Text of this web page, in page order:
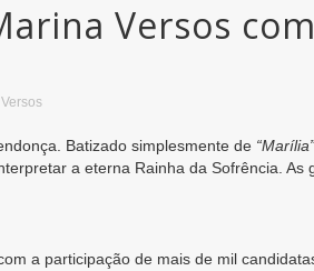
Versos
Versos
Batizado simplesmente de “Marília”
a eterna Rainha da Sofrência. As
a participação de mais de mil